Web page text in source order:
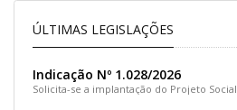
ÚLTIMAS LEGISLAÇÕES
Indicação Nº 1.028/2026
Solicita-se a implantação do Projeto Social